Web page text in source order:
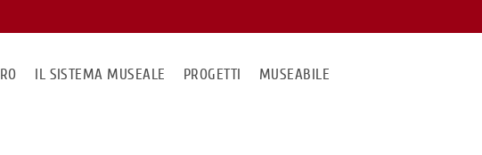
IL SISTEMA MUSEALE PROGETTI MUSEABILE